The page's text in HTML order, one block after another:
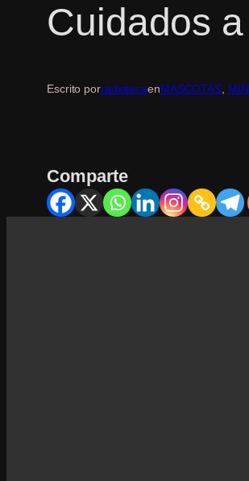
Cuidados
Escrito porradiotecaenMASCOTAS,
Comparte